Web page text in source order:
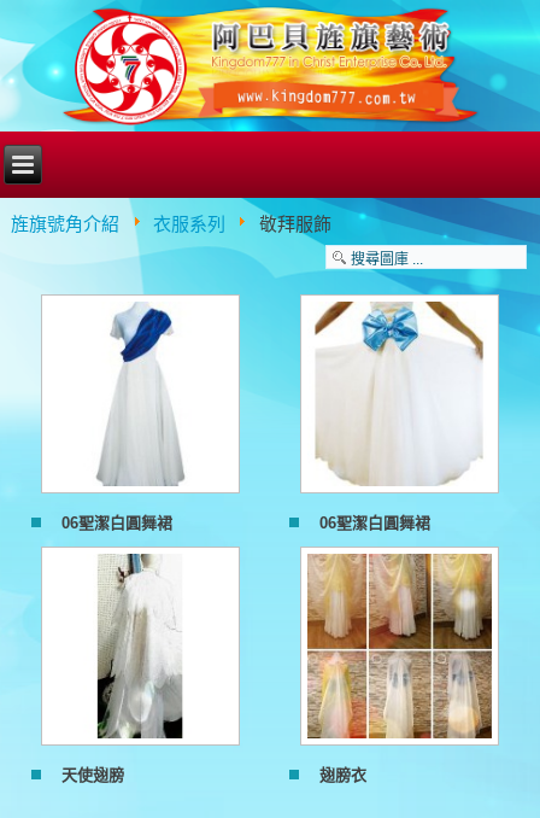
旌旗號角介紹 衣服系列 敬拜服飾
06聖潔白圓舞裙 06聖潔白圓舞裙
天使翅膀 翅膀衣